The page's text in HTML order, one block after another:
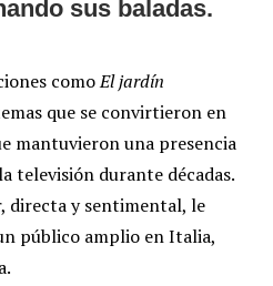
sus baladas.
comoEl jardín
que se convirtieron en
mantuvieron una presencia
televisión durante décadas.
directa y sentimental, le
público amplio en Italia,